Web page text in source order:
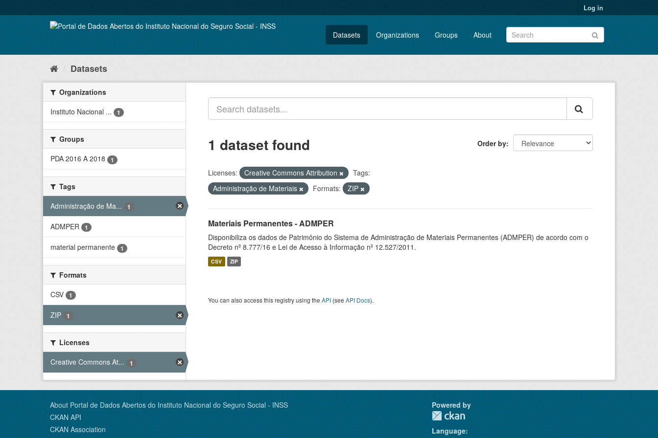
to
Log in
Datasets Organizations Groups About
Datasets
Organizations
Instituto Nacional ...
1
Groups
PDA 2016 A 2018
1
Tags
Administração de Ma...
1
ADMPER 1
material permanente 1
Formats
CSV
1
ZIP 1
Licenses
Creative Commons At...
1
Order by
1 dataset found
Licenses: Creative Commons Attribution
Tags:
Administração de Materiais
Formats: ZIP
Materiais Permanentes - ADMPER
Disponibiliza os dados de Patrimônio do Sistema de Administração de Materiais Permanentes (ADMPER) de acordo com o
Decreto nº 8.777/16 e Lei de Acesso à Informação nº 12.527/2011.
CSV ZIP
You can also access this registry using the API (see API Docs).
About Portal de Dados Abertos do Instituto Nacional do Seguro Social - INSS
CKAN API
CKAN Association
Powered by
Language